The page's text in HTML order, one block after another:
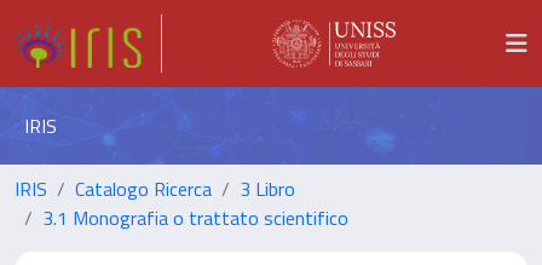
IRIS
IRIS Catalogo Ricerca
3 Libro
3.1 Monografia o trattato scientifico